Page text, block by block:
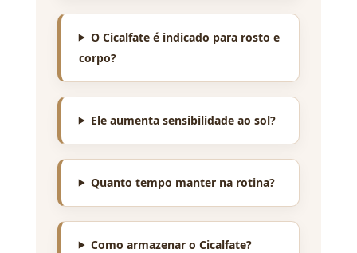
O Cicalfate é indicado para rosto e
corpo?
Ele aumenta sensibilidade ao sol?
Quanto tempo manter na rotina?
Como armazenar o Cicalfate?